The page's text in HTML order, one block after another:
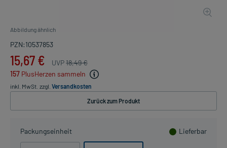
Abbildung ähnlich
PZN:10537853
15,67 € UVP18,49 €
157 PlusHerzen sammeln
inkl. MwSt. zzgl. Versandkosten
Zurück zum Produkt
Packungseinheit Lieferbar